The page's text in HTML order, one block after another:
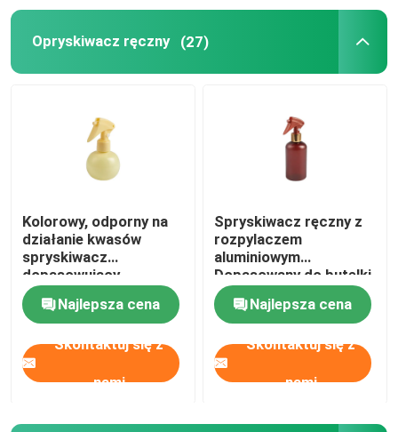
Opryskiwacz ręczny (27)
Kolorowy, odporny na
działanie kwasów
spryskiwacz
dopasowujący
kolorowe sferyczne
butelki dla zwierząt
Najlepsza cena
Skontaktuj się z
nami
Spryskiwacz ręczny z
rozpylaczem
aluminiowym
Dopasowany do butelki
PET do pielęgnacji
włosówNajlepsza cena
Skontaktuj się z
nami